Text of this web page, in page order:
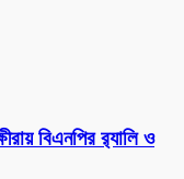
বিএনপির র‌্যালি ও